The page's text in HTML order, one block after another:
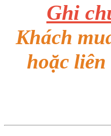
Ghi
Khách
hoặc liên